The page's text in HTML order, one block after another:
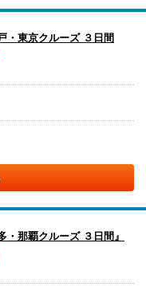
・東京クルーズ ３日間
・那覇クルーズ ３日間』